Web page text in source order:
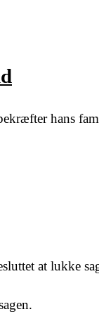
hans
at lukke